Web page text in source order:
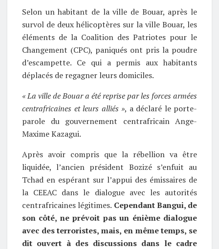
Selon un habitant de la ville de Bouar, après le
survol de deux hélicoptères sur la ville Bouar, les
éléments de la Coalition des Patriotes pour le
Changement (CPC), paniqués ont pris la poudre
d’escampette. Ce qui a permis aux habitants
déplacés de regagner leurs domiciles.
« La ville de Bouar a été reprise par les forces armées
centrafricaines et leurs alliés », a déclaré le porte-
parole du gouvernement centrafricain Ange-
Maxime Kazagui.
Après avoir compris que la rébellion va être
liquidée, l’ancien président Bozizé s’enfuit au
Tchad en espérant sur l’appui des émissaires de
la CEEAC dans le dialogue avec les autorités
centrafricaines légitimes. Cependant Bangui, de
son côté, ne prévoit pas un énième dialogue
avec des terroristes, mais, en même temps, se
dit ouvert à des discussions dans le cadre